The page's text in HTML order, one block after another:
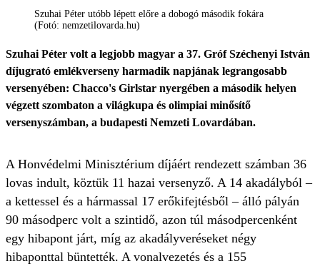
Szuhai Péter utóbb lépett előre a dobogó második fokára
(Fotó: nemzetilovarda.hu)
Szuhai Péter volt a legjobb magyar a 37. Gróf Széchenyi István
díjugrató emlékverseny harmadik napjának legrangosabb
versenyében: Chacco's Girlstar nyergében a második helyen
végzett szombaton a világkupa és olimpiai minősítő
versenyszámban, a budapesti Nemzeti Lovardában.
A Honvédelmi Minisztérium díjáért rendezett számban 36
lovas indult, köztük 11 hazai versenyző. A 14 akadályból –
a kettessel és a hármassal 17 erőkifejtésből – álló pályán
90 másodperc volt a szintidő, azon túl másodpercenként
egy hibapont járt, míg az akadályveréseket négy
hibaponttal büntették. A vonalvezetés és a 155